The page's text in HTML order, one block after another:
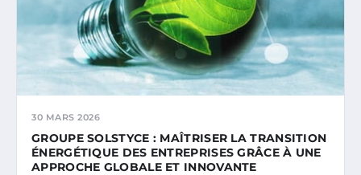
30 MARS 2026
GROUPE SOLSTYCE : MAÎTRISER LA TRANSITION
ÉNERGÉTIQUE DES ENTREPRISES GRÂCE À UNE
APPROCHE GLOBALE ET INNOVANTE